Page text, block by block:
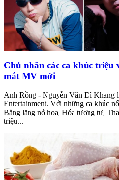
Chủ nhân các ca khúc triệu
mắt MV mới
Anh Rồng - Nguyễn Văn Dĩ Khang
Entertainment. Với những ca khúc
Bằng lăng nở hoa, Hóa tương tư,
triệu...